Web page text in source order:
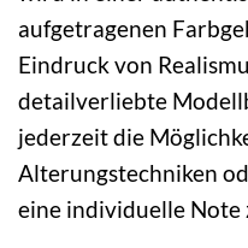
aufgetragenen
Eindruck von
detailverliebte
jederzeit die
Alterungstechniken
eine individuelle Note